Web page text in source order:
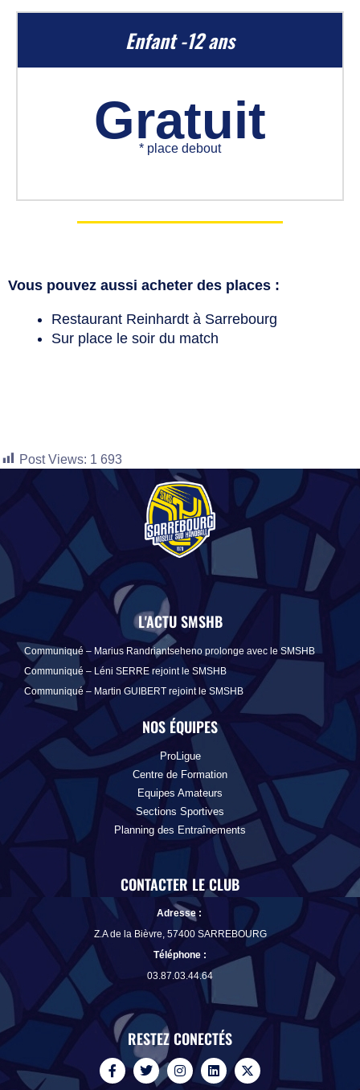
Enfant -12 ans
Gratuit
* place debout
Vous pouvez aussi acheter des places :
Restaurant Reinhardt à Sarrebourg
Sur place le soir du match
Post Views: 1 693
L'ACTU SMSHB
Communiqué – Marius Randriantseheno prolonge avec le SMSHB
Communiqué – Léni SERRE rejoint le SMSHB
Communiqué – Martin GUIBERT rejoint le SMSHB
NOS ÉQUIPES
ProLigue
Centre de Formation
Equipes Amateurs
Sections Sportives
Planning des Entraînements
CONTACTER LE CLUB
Adresse :
Z.A de la Bièvre, 57400 SARREBOURG
Téléphone :
03.87.03.44.64
RESTEZ CONECTÉS
F
a
T
w
I
n
L
i
X
-